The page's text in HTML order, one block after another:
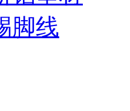
脚线